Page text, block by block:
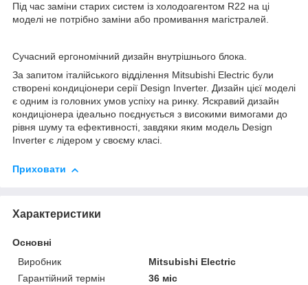
Під час заміни старих систем із холодоагентом R22 на ці
моделі не потрібно заміни або промивання магістралей.
Сучасний ергономічний дизайн внутрішнього блока.
За запитом італійського відділення Mitsubishi Electric були
створені кондиціонери серії Design Inverter. Дизайн цієї моделі
є одним із головних умов успіху на ринку. Яскравий дизайн
кондиціонера ідеально поєднується з високими вимогами до
рівня шуму та ефективності, завдяки яким модель Design
Inverter є лідером у своєму класі.
Приховати
Характеристики
Основні
Виробник
Mitsubishi Electric
Гарантійний термін
36 міс